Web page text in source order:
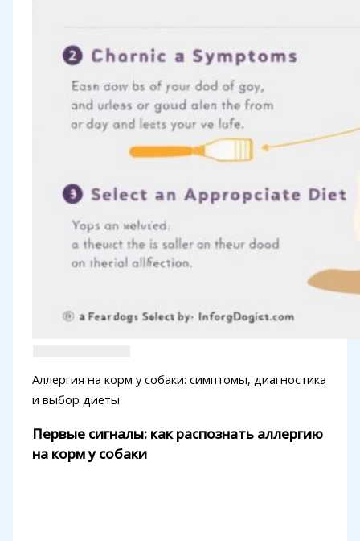
Аллергия на корм у собаки: симптомы, диагностика
и выбор диеты
Первые сигналы: как распознать аллергию
на корм у собаки